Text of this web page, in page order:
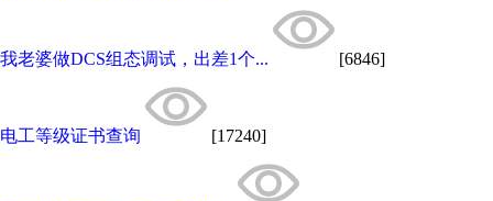
我老婆做DCS组态调试，出差1个... [6846]
电工等级证书查询 [17240]